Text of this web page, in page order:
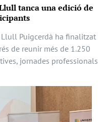
tanca una edició de
Llull Puigcerdà ha finalitzat
de reunir més de 1.250
jornades professionals